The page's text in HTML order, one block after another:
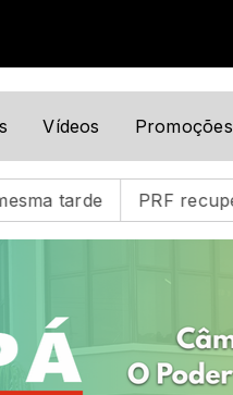
com Programação Musical
Vídeos Promoções
carro furtado na